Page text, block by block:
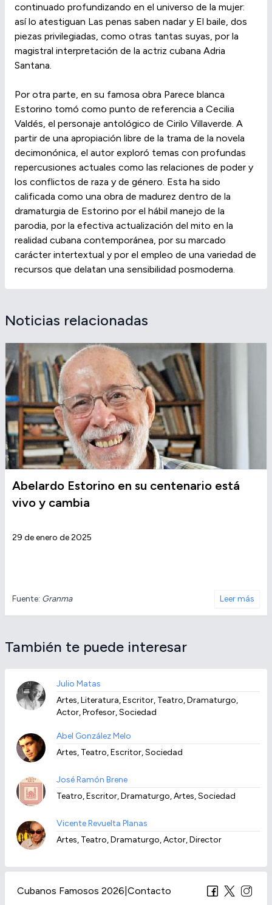
continuado profundizando en el universo de la mujer:
así lo atestiguan Las penas saben nadar y El baile, dos
piezas privilegiadas, como otras tantas suyas, por la
magistral interpretación de la actriz cubana Adria
Santana.
Por otra parte, en su famosa obra Parece blanca
Estorino tomó como punto de referencia a Cecilia
Valdés, el personaje antológico de Cirilo Villaverde. A
partir de una apropiación libre de la trama de la novela
decimonónica, el autor exploró temas con profundas
repercusiones actuales como las relaciones de poder y
los conflictos de raza y de género. Esta ha sido
calificada como una obra de madurez dentro de la
dramaturgia de Estorino por el hábil manejo de la
parodia, por la efectiva actualización del mito en la
realidad cubana contemporánea, por su marcado
carácter intertextual y por el empleo de una variedad de
recursos que delatan una sensibilidad posmoderna.
Noticias relacionadas
Abelardo Estorino en su centenario está
vivo y cambia
29 de enero de 2025
Fuente: Granma Leer más
También te puede interesar
Julio Matas
Artes, Literatura, Escritor, Teatro, Dramaturgo,
Actor, Profesor, Sociedad
Abel González Melo
Artes, Teatro, Escritor, Sociedad
José Ramón Brene
Teatro, Escritor, Dramaturgo, Artes, Sociedad
Vicente Revuelta Planas
Artes, Teatro, Dramaturgo, Actor, Director
Cubanos Famosos 2026 Contacto